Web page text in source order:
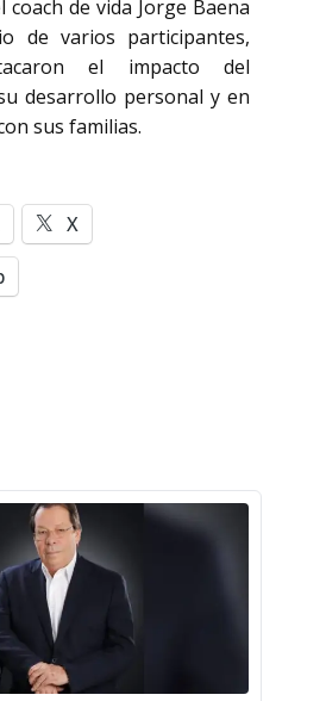
coach de vida Jorge Baena
de varios participantes,
el impacto del
desarrollo personal y en
sus familias.
X